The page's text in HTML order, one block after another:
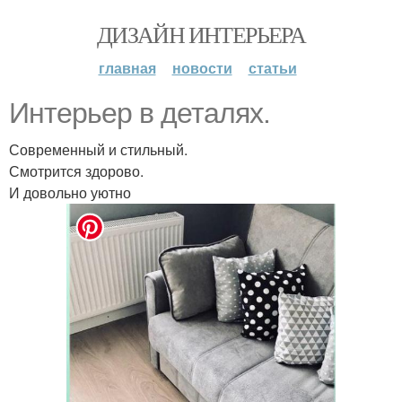
ДИЗАЙН ИНТЕРЬЕРА
главная новости статьи
Интерьер в деталях.
Современный и стильный.
Смотрится здорово.
И довольно уютно